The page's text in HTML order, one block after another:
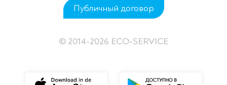
Публичный договор
© 2014-2026 ECO-SERVICE